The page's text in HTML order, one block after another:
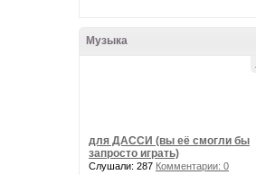
Музыка
для ДАССИ (вы её смогли бы
запросто играть)
Слушали: 287 Комментарии: 0